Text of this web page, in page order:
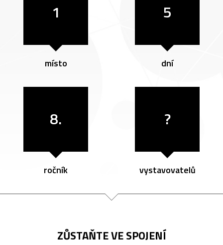
1
místo
5
dní
8.
ročník
?
vystavovatelů
ZŮSTAŇTE VE SPOJENÍ